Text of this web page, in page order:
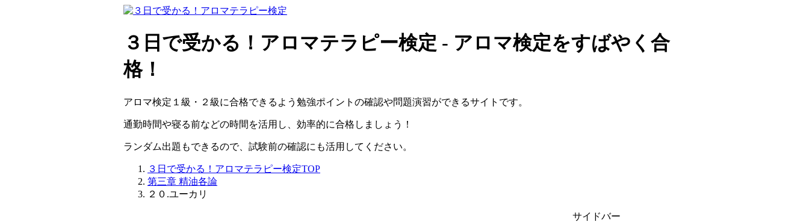
３日で受かる！アロマテラピー検定 - アロマ検定をすばやく合
格！
アロマ検定１級・２級に合格できるよう勉強ポイントの確認や問題演習ができるサイトです。
通勤時間や寝る前などの時間を活用し、効率的に合格しましょう！
ランダム出題もできるので、試験前の確認にも活用してください。
３日で受かる！アロマテラピー検定TOP
第三章 精油各論
２０.ユーカリ
サイドバー